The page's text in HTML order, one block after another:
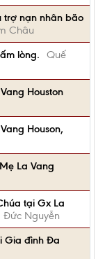
trợ nạn nhân bão
Châu
lòng.
Quế
Houston
Houson,
La Vang
tại Gx La
Đức Nguyễn
Gia đình Đa